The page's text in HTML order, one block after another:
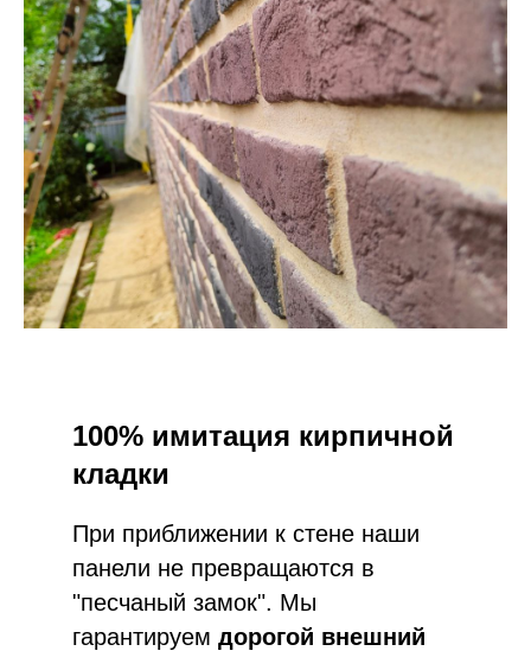
100% имитация кирпичной
кладки
При приближении к стене наши
панели не превращаются в
"песчаный замок". Мы
гарантируем дорогой внешний